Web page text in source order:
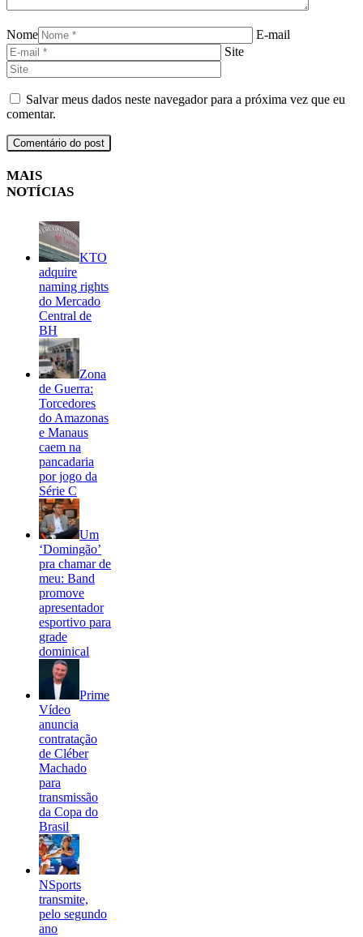
Nome
E-mail
Site
Salvar meus dados neste navegador para a próxima vez que eu
comentar.
MAIS
NOTÍCIAS
KTO
adquire
naming rights
do Mercado
Central de
BH
Zona
de Guerra:
Torcedores
do Amazonas
e Manaus
caem na
pancadaria
por jogo da
Série C
Um
‘Domingão’
pra chamar de
meu: Band
promove
apresentador
esportivo para
grade
dominical
Prime
Vídeo
anuncia
contratação
de Cléber
Machado
para
transmissão
da Copa do
Brasil
NSports
transmite,
pelo segundo
ano